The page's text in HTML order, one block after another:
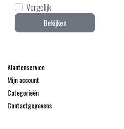
Vergelijk
Bekijken
Klantenservice
Mijn account
Categorieën
Contactgegevens